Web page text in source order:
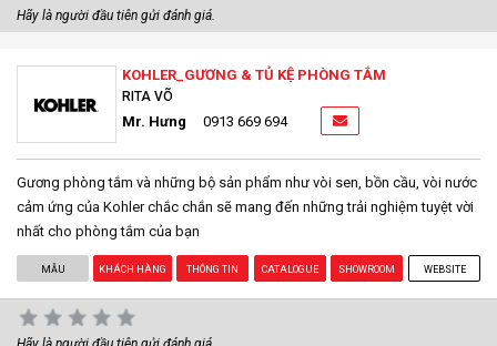
Hãy là người đầu tiên gửi đánh giá.
KOHLER_GƯƠNG & TỦ KỆ PHÒNG TẮM
RITA VÕ
Mr. Hưng 0913 669 694
Gương phòng tắm và những bộ sản phẩm như vòi sen, bồn cầu, vòi nước
cảm ứng của Kohler chắc chắn sẽ mang đến những trải nghiệm tuyệt vời
nhất cho phòng tắm của bạn
MẪU KHÁCH HÀNG THÔNG TIN CATALOGUE SHOWROOM WEBSITE